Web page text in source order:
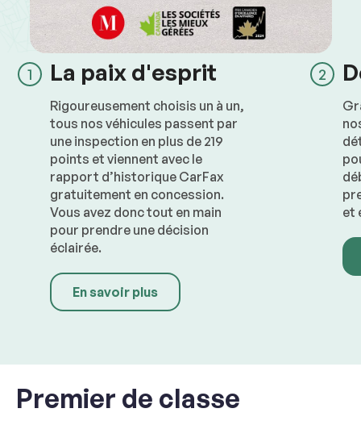
La paix d'esprit
Rigoureusement choisis un à un,
tous nos véhicules passent par
une inspection en plus de 219
points et viennent avec le
rapport d’historique CarFax
gratuitement en concession.
Vous avez donc tout en main
pour prendre une décision
éclairée.
En savoir plus
et
Premier de classe